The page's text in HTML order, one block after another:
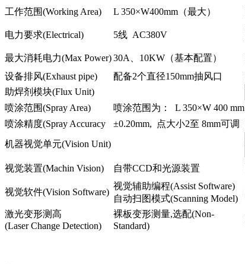
工作范围(Working Area)
L 350×W400mm（最大）
电力要求(Electrical)
5线 AC380V
最大消耗电力(Max Power)30A、10KW（基本配置）
设备排风(Exhaust pipe)
配备2个直径150mm抽风口
助焊剂模块(Flux Unit)
喷涂范围(Spray Area)
喷涂范围为： L 350×W 400 mm
喷涂精度(Spray Accuracy
±0.20mm, 点大小2至 8mm可调
机器视觉单元(Vision Unit)
视觉装置(Machin Vision)
自带CCD和光源装置
视觉软件(Vision Software)
视觉辅助编程(Assist Software)
自动扫图模式(Scanning Model)
激光变形测高
(Laser Change Detection)
裸板变形测量,选配(Non-
Standard)